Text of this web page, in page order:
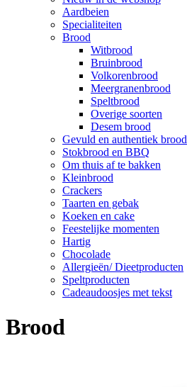
Aardbeien
Specialiteiten
Brood
Witbrood
Bruinbrood
Volkorenbrood
Meergranenbrood
Speltbrood
Overige soorten
Desem brood
Gevuld en authentiek brood
Stokbrood en BBQ
Om thuis af te bakken
Kleinbrood
Crackers
Taarten en gebak
Koeken en cake
Feestelijke momenten
Hartig
Chocolade
Allergieën/ Dieetproducten
Speltproducten
Cadeaudoosjes met tekst
Brood